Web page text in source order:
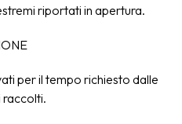
riportati in apertura.
per il tempo richiesto dalle
raccolti.